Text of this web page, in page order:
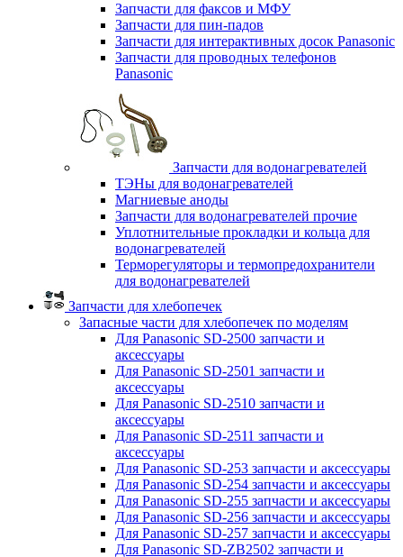
Запчасти для факсов и МФУ
Запчасти для пин-падов
Запчасти для интерактивных досок Panasonic
Запчасти для проводных телефонов
Panasonic
Запчасти для водонагревателей
ТЭНы для водонагревателей
Магниевые аноды
Запчасти для водонагревателей прочие
Уплотнительные прокладки и кольца для
водонагревателей
Терморегуляторы и термопредохранители
для водонагревателей
Запчасти для хлебопечек
Запасные части для хлебопечек по моделям
Для Panasonic SD-2500 запчасти и
аксессуары
Для Panasonic SD-2501 запчасти и
аксессуары
Для Panasonic SD-2510 запчасти и
аксессуары
Для Panasonic SD-2511 запчасти и
аксессуары
Для Panasonic SD-253 запчасти и аксессуары
Для Panasonic SD-254 запчасти и аксессуары
Для Panasonic SD-255 запчасти и аксессуары
Для Panasonic SD-256 запчасти и аксессуары
Для Panasonic SD-257 запчасти и аксессуары
Для Panasonic SD-ZB2502 запчасти и